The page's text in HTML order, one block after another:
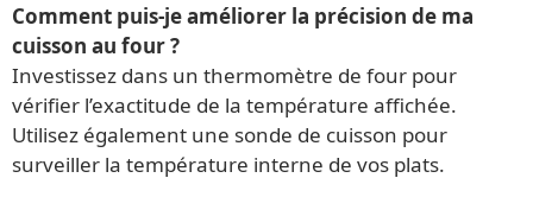
Comment puis-je améliorer la précision de ma
cuisson au four ?
Investissez dans un thermomètre de four pour
vérifier l’exactitude de la température affichée.
Utilisez également une sonde de cuisson pour
surveiller la température interne de vos plats.